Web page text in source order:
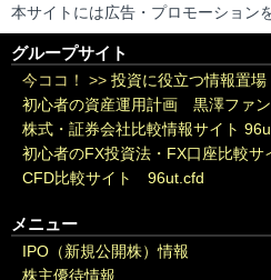
本サイトには広告・プロモーション
グループサイト
今ココ！ >> 投資に役立つ情報置
初心者の資産運用計画 黒澤ファン
株式・証券会社比較情報サイト
初心者のFX投資法・FX口座比較サ
CFD比較サイト 96ut.cfd
メニュー
IPO（新規公開株）情報
株主優待情報